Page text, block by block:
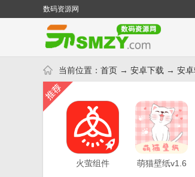
数码资源网
当前位置： 首页 → 安卓下载 → 安
火萤组件
萌猫壁纸v1.6